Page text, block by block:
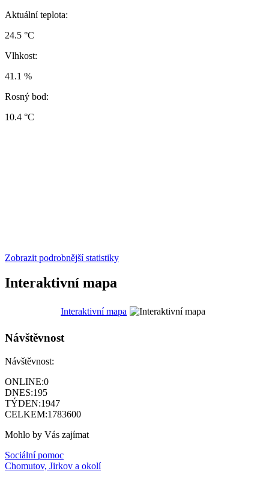
Aktuální teplota:
24.5 °C
Vlhkost:
41.1 %
Rosný bod:
10.4 °C
Zobrazit podrobnější statistiky
Interaktivní mapa
Interaktivní mapa
Návštěvnost
Návštěvnost:
ONLINE:0
DNES:195
TÝDEN:1947
CELKEM:1783600
Mohlo by Vás zajímat
Sociální pomoc
Chomutov, Jirkov a okolí